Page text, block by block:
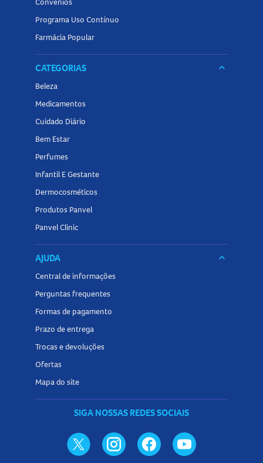
Programa Uso Contínuo
Farmácia Popular
CATEGORIAS keyboard_arrow_down
Beleza
Medicamentos
Cuidado Diário
Bem Estar
Perfumes
Infantil E Gestante
Dermocosméticos
Produtos Panvel
Panvel Clinic
AJUDA keyboard_arrow_down
Central de informações
Perguntas frequentes
Formas de pagamento
Prazo de entrega
Trocas e devoluções
Ofertas
Mapa do site
SIGA NOSSAS REDES SOCIAIS